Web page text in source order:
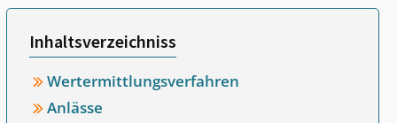
Inhaltsverzeichniss
Wertermittlungsverfahren
Anlässe